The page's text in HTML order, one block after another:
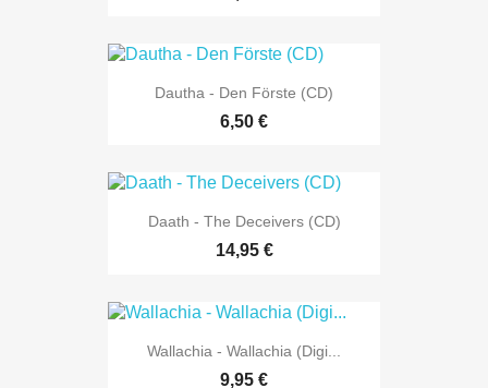
Dautha - Den Förste (CD)
6,50 €
Daath - The Deceivers (CD)
14,95 €
Wallachia - Wallachia (Digi...
9,95 €